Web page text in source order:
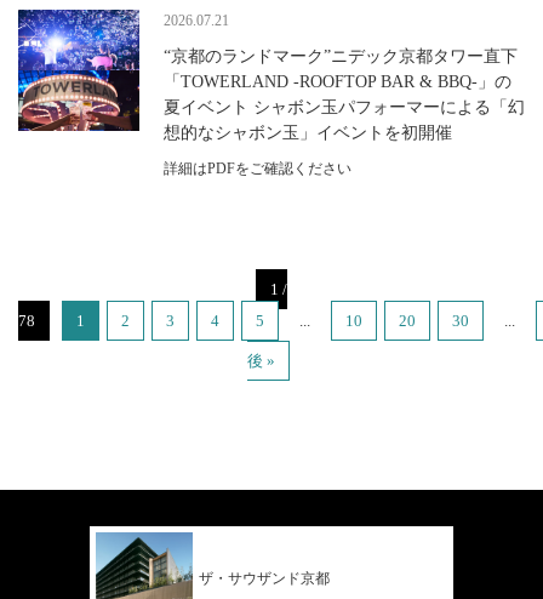
2026.07.21
“京都のランドマーク”ニデック京都タワー直下
「TOWERLAND -ROOFTOP BAR & BBQ-」の
夏イベント シャボン玉パフォーマーによる「幻
想的なシャボン玉」イベントを初開催
詳細はPDFをご確認ください
1 /
78
1 2 3 4 5 ... 10 20 30 ...
後 »
ザ・サウザンド京都